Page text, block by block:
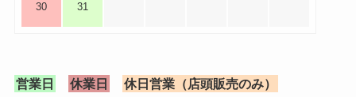
30 31
営業日 休業日 休日営業（店頭販売のみ）